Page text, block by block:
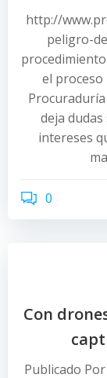
http://
peligro-
el
deja
intereses
0
Con
Publicado